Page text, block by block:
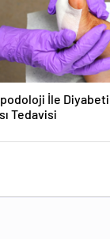
İle
Tedavisi